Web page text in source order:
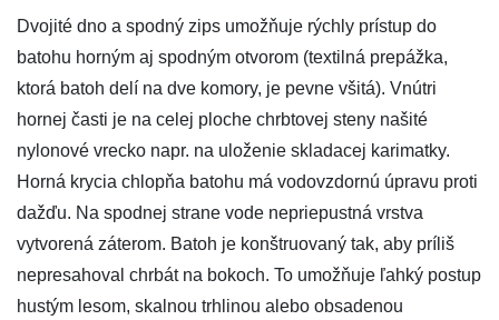
Dvojité dno a spodný zips umožňuje rýchly prístup do
batohu horným aj spodným otvorom (textilná prepážka,
ktorá batoh delí na dve komory, je pevne všitá). Vnútri
hornej časti je na celej ploche chrbtovej steny našité
nylonové vrecko napr. na uloženie skladacej karimatky.
Horná krycia chlopňa batohu má vodovzdornú úpravu proti
dažďu. Na spodnej strane vode nepriepustná vrstva
vytvorená záterom. Batoh je konštruovaný tak, aby príliš
nepresahoval chrbát na bokoch. To umožňuje ľahký postup
hustým lesom, skalnou trhlinou alebo obsadenou